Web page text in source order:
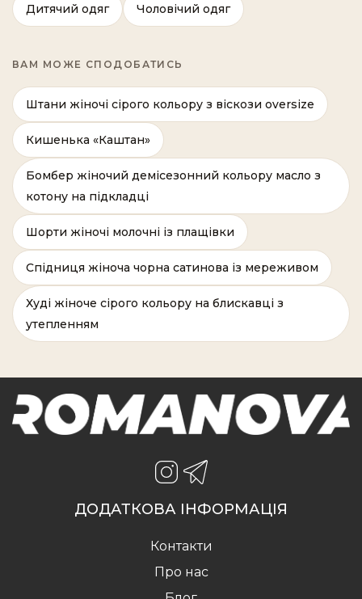
Дитячий одяг Чоловічий одяг
ВАМ МОЖЕ СПОДОБАТИСЬ
Штани жіночі сірого кольору з віскози oversize
Кишенька «Каштан»
Бомбер жіночий демісезонний кольору масло з
котону на підкладці
Шорти жіночі молочні із плащівки
Спідниця жіноча чорна сатинова із мереживом
Худі жіноче сірого кольору на блискавці з
утепленням
ДОДАТКОВА ІНФОРМАЦІЯ
Контакти
Про нас